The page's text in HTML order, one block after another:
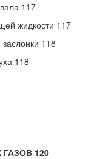
117
жидкости 117
118
118
120